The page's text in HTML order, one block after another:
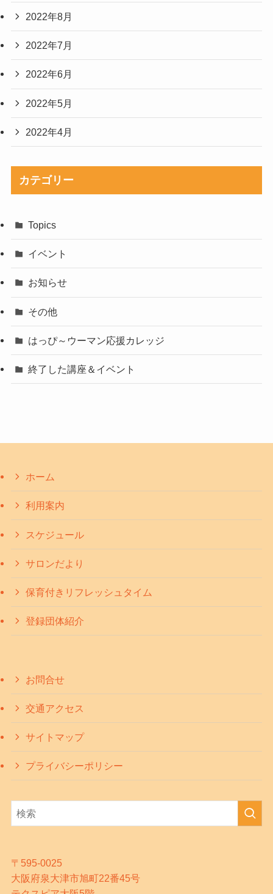
2022年8月
2022年7月
2022年6月
2022年5月
2022年4月
カテゴリー
Topics
イベント
お知らせ
その他
はっぴ～ウーマン応援カレッジ
終了した講座＆イベント
ホーム
利用案内
スケジュール
サロンだより
保育付きリフレッシュタイム
登録団体紹介
お問合せ
交通アクセス
サイトマップ
プライバシーポリシー
〒595-0025
大阪府泉大津市旭町22番45号